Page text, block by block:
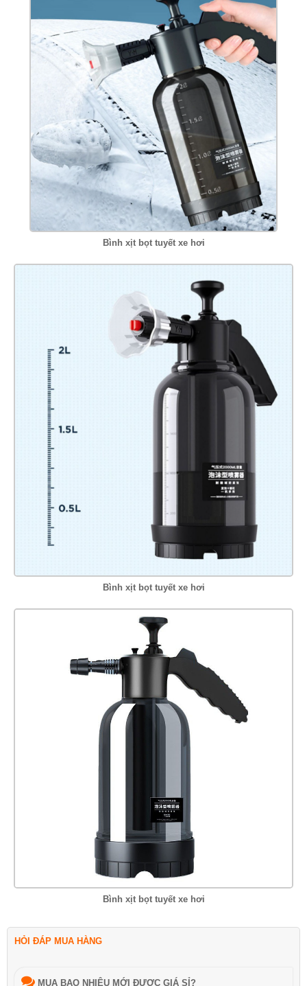
Bình xịt bọt tuyết xe hơi
Bình xịt bọt tuyết xe hơi
Bình xịt bọt tuyết xe hơi
HỎI ĐÁP MUA HÀNG
MUA BAO NHIÊU MỚI ĐƯỢC GIÁ SỈ?